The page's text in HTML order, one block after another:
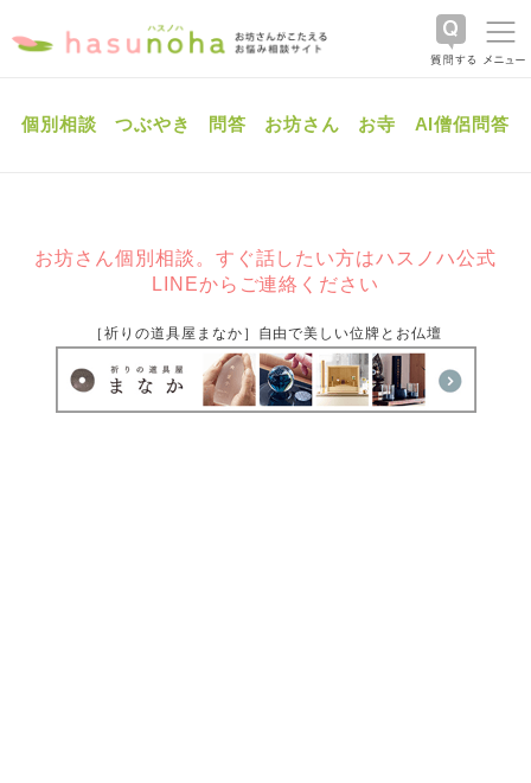
個別相談 つぶやき 問答 お坊さん お寺 AI僧侶問答
お坊さん個別相談。すぐ話したい方はハスノハ公式
LINEからご連絡ください
［祈りの道具屋まなか］自由で美しい位牌とお仏壇